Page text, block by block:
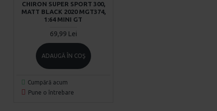
CHIRON SUPER SPORT 300,
MATT BLACK 2020 MGT374,
1:64 MINI GT
69,99 Lei
ADAUGĂ ÎN COŞ
Cumpără acum
Pune o întrebare